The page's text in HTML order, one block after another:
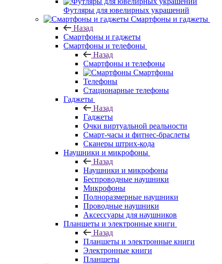
Футляры для ювелирных украшений
Смартфоны и гаджеты
Назад
Смартфоны и гаджеты
Смартфоны и телефоны
Назад
Смартфоны и телефоны
Смартфоны
Телефоны
Стационарные телефоны
Гаджеты
Назад
Гаджеты
Очки виртуальной реальности
Смарт-часы и фитнес-браслеты
Сканеры штрих-кода
Наушники и микрофоны
Назад
Наушники и микрофоны
Беспроводные наушники
Микрофоны
Полноразмерные наушники
Проводные наушники
Аксессуары для наушников
Планшеты и электронные книги
Назад
Планшеты и электронные книги
Электронные книги
Планшеты